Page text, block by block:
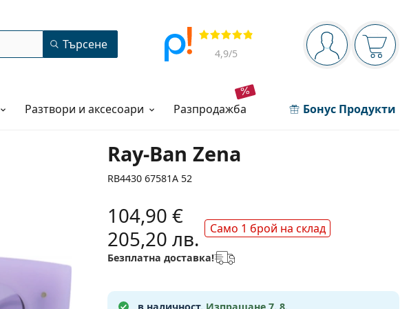
Navigation panel
Вие сте вписани
Прегледи
4,9/5
Търсене
Разтвори и аксесоари разпродажба Бонус Продукти
Ray-Ban Zena
RB4430 67581A 52
104,90 €
205,20 лв.
Само 1 брой на склад
Безплатна доставка!